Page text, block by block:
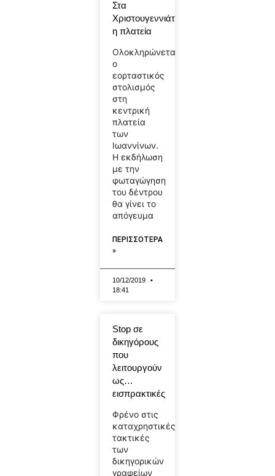
Στα
Χριστουγεννιάτικα
η πλατεία
Ολοκληρώνεται
ο
εορταστικός
στολισμός
στη
κεντρική
πλατεία
των
Ιωαννίνων.
Η εκδήλωση
με την
φωταγώγηση
του δέντρου
θα γίνει το
απόγευμα
ΠΕΡΙΣΣΟΤΕΡΑ
»
10/12/2019
18:41
Stop σε
δικηγόρους
που
λειτουργούν
ως…
εισπρακτικές
Φρένο στις
καταχρηστικές
τακτικές
των
δικηγορικών
γραφείων